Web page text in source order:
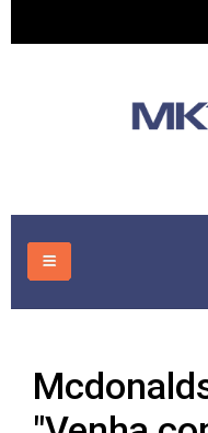
CONSULTORIA